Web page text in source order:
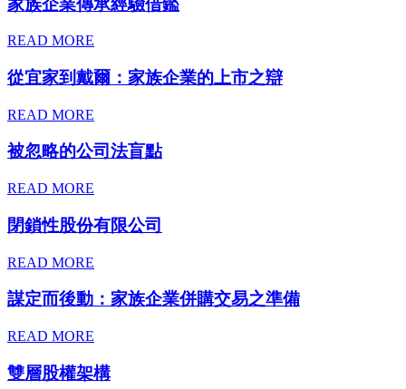
READ MORE
從宜家到戴爾：家族企業的上市之辯
READ MORE
被忽略的公司法盲點
READ MORE
閉鎖性股份有限公司
READ MORE
謀定而後動：家族企業併購交易之準備
READ MORE
雙層股權架構